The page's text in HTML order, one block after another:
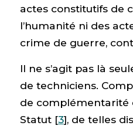
actes constitutifs de
l’humanité ni des
crime de guerre,
Il ne s’agit pas là
de techniciens.
de complémentarité
Statut [3], de telles